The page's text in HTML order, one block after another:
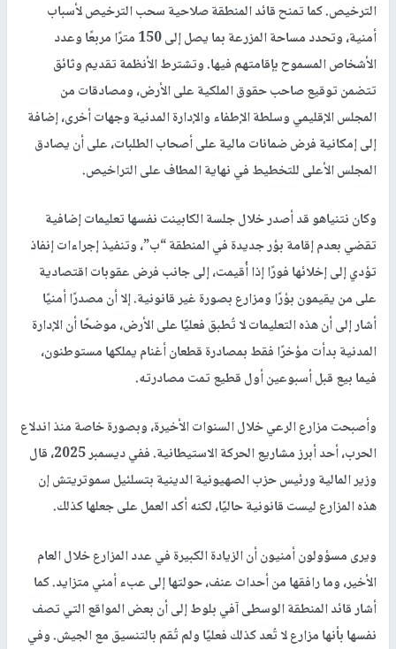
الترخيص. كما تمنح قائد المنطقة صلاحية سحب الترخيص لأسباب
أمنية، وتحدد مساحة المزرعة بما يصل إلى 150 مترًا مربعًا وعدد
الأشخاص المسموح بإقامتهم فيها. وتشترط الأنظمة تقديم وثائق
تتضمن توقيع صاحب حقوق الملكية على الأرض، ومصادقات من
المجلس الإقليمي وسلطة الإطفاء والإدارة المدنية وجهات أخرى، إضافة
إلى إمكانية فرض ضمانات مالية على أصحاب الطلبات، على أن يصادق
المجلس الأعلى للتخطيط في نهاية المطاف على التراخيص.
وكان نتنياهو قد أصدر خلال جلسة الكابينت نفسها تعليمات إضافية
تقضي بعدم إقامة بؤر جديدة في المنطقة “ب”، وتنفيذ إجراءات إنفاذ
تؤدي إلى إخلائها فورًا إذا أُقيمت، إلى جانب فرض عقوبات اقتصادية
على من يقيمون بؤرًا ومزارع بصورة غير قانونية. إلا أن مصدرًا أمنيًا
أشار إلى أن هذه التعليمات لا تُطبق فعليًا على الأرض، موضحًا أن الإدارة
المدنية بدأت مؤخرًا فقط بمصادرة قطعان أغنام يملكها مستوطنون،
فيما بيع قبل أسبوعين أول قطيع تمت مصادرته.
وأصبحت مزارع الرعي خلال السنوات الأخيرة، وبصورة خاصة منذ اندلاع
الحرب، أحد أبرز مشاريع الحركة الاستيطانية. ففي ديسمبر 2025، قال
وزير المالية ورئيس حزب الصهيونية الدينية بتسلئيل سموتريتش إن
هذه المزارع ليست قانونية حاليًا، لكنه أكد العمل على جعلها كذلك.
ويرى مسؤولون أمنيون أن الزيادة الكبيرة في عدد المزارع خلال العام
الأخير، وما رافقها من أحداث عنف، حولتها إلى عبء أمني متزايد. كما
أشار قائد المنطقة الوسطى آفي بلوط إلى أن بعض المواقع التي تصف
نفسها بأنها مزارع لا تُعد كذلك فعليًا ولم تُقم بالتنسيق مع الجيش. وفي